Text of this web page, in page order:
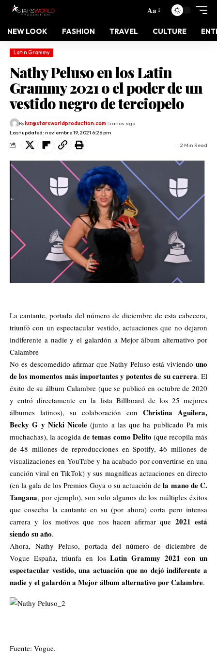
Aa
NEW LOOK FASHION TRAVEL CULTURE
Latin Grammy
Nathy Peluso en los Latin
Grammy 2021 o el poder de un
vestido negro de terciopelo
Last updated: noviembre 19, 2021 6:26 pm
Byluz@starsworldproduction.com 5 años ago
2 Min Read
La cantante, portada del número de diciembre de esta cabecera,
triunfó con un espectacular vestido, actuaciones que no dejaron
indiferente a nadie y el galardón a Mejor álbum alternativo por
Calambre
No es descomedido afirmar queNathy Peluso está viviendouno
de los momentos más importantes y potentes de su carrera. El
éxito de su álbum Calambre (que se publicó en octubre de 2020
y entró directamente en la lista Billboard de los 25 mejores
álbumes latinos), su colaboración con Christina Aguilera,
Becky G y Nicki Nicole (junto a las que ha publicado Pa mis
muchachas), la acogida detemas como Delito (que recopila más
de 48 millones de reproducciones en Spotify, 46 millones de
visualizaciones en YouTube y ha acabado por convertirse en una
canción viral en TikTok) y sus magníficas actuaciones en directo
(en la gala de los Premios Goya o su actuación dela mano de C.
Tangana, por ejemplo), son solo algunos de los múltiples éxitos
que cosecha la cantante en su (por ahora) corta pero intensa
carrera y los motivos que nos hacen afirmar que 2021 está
siendo su año.
Ahora, Nathy Peluso, portada del número de diciembre de
Vogue España, triunfa en losLatin Grammy 2021 con un
espectacular vestido, una actuación que no dejó indiferente a
nadie y el galardón a Mejor álbum alternativo por Calambre.
Fuente: Vogue.